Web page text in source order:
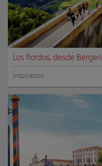
Los fiordos, desde Bergen
Inspiration